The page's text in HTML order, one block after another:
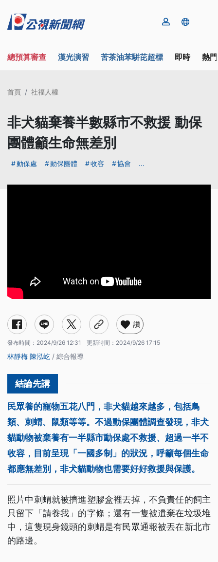
總預算審查 漢光演習 苦茶油苯駢芘超標 即時 熱
首頁 社福人權
非犬貓棄養半數縣市不救援 動保
團體籲生命無差別
動保處 動保團體 收容 協會 ...
讚
發布時間： 2024/9/26 12:31 更新時間： 2024/9/26 17:15
林靜梅 陳泓屹 / 綜合報導
民眾養的寵物五花八門，非犬貓越來越多，包括鳥
類、刺蝟、鼠類等等。不過動保團體調查發現，非犬
貓動物被棄養有一半縣市動保處不救援、超過一半不
收容，目前呈現「一國多制」的狀況，呼籲每個生命
都應無差別，非犬貓動物也需要好好救援與保護。
照片中刺蝟就被擠進塑膠盒裡丟掉，不負責任的飼主
只留下「請養我」的字條；還有一隻被遺棄在垃圾堆
中，這隻現身鏡頭的刺蝟是有民眾通報被丟在新北市
的路邊。